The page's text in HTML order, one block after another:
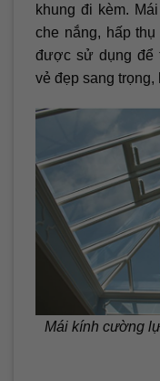
khung đi kèm.
che nắng, hấp
được sử dụng để
vẻ đẹp sang trọng,
Mái kính cường